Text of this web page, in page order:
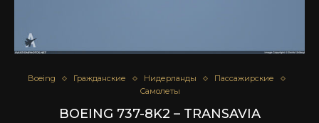
Boeing Гражданские Нидерланды
Пассажирские
Самолеты
BOEING 737-8K2 – TRANSAVIA